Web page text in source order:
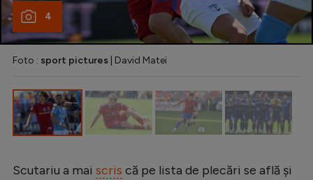
Creează cont
4
Foto : sport pictures | David Matei
Scutariu a mai scris că pe lista de plecări se află și